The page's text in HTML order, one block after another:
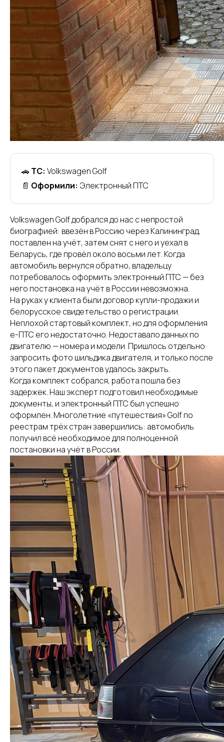
🚗 ТС: Volkswagen Golf
📄 Оформили: Электронный ПТС
Volkswagen Golf добрался до нас с непростой
биографией: ввезён в Россию через Калининград,
поставлен на учёт, затем снят с него и уехал в
Беларусь, где провёл около восьми лет. Когда
автомобиль вернулся обратно, владельцу
потребовалось оформить электронный ПТС — без
него постановка на учёт в России невозможна.
На руках у клиента были договор купли-продажи и
белорусское свидетельство о регистрации.
Неплохой стартовый комплект, но для оформления
е-ПТС его недостаточно. Недоставало данных по
двигателю — номера и модели. Пришлось отдельно
запросить фото шильдика двигателя, и только после
этого пакет документов удалось закрыть.
Когда комплект собрался, работа пошла без
задержек. Наш эксперт подготовил необходимые
документы, и электронный ПТС был успешно
оформлен. Многолетние «путешествия» Golf по
реестрам трёх стран завершились: автомобиль
получил всё необходимое для полноценной
постановки на учёт в России.